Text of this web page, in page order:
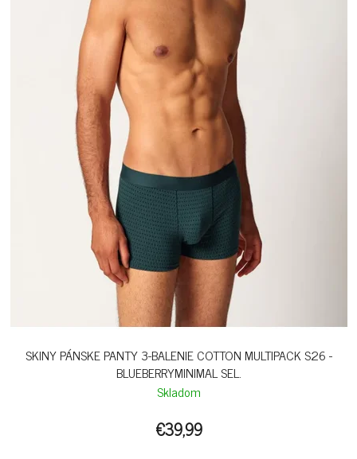
SKINY PÁNSKE PANTY 3-BALENIE COTTON MULTIPACK S26 -
BLUEBERRYMINIMAL SEL.
Skladom
€39,99